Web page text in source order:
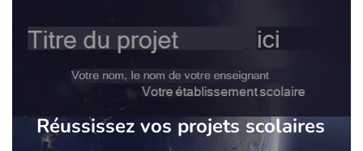
Réussissez vos projets scolaires